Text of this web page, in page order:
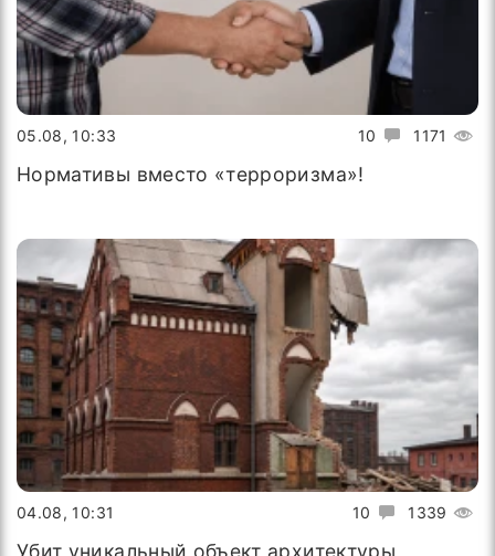
10 1171
05.08, 10:33
Нормативы вместо «терроризма»!
10 1339
04.08, 10:31
Убит уникальный объект архитектуры